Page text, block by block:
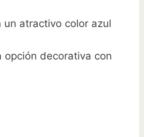
un atractivo color azul
opción decorativa con